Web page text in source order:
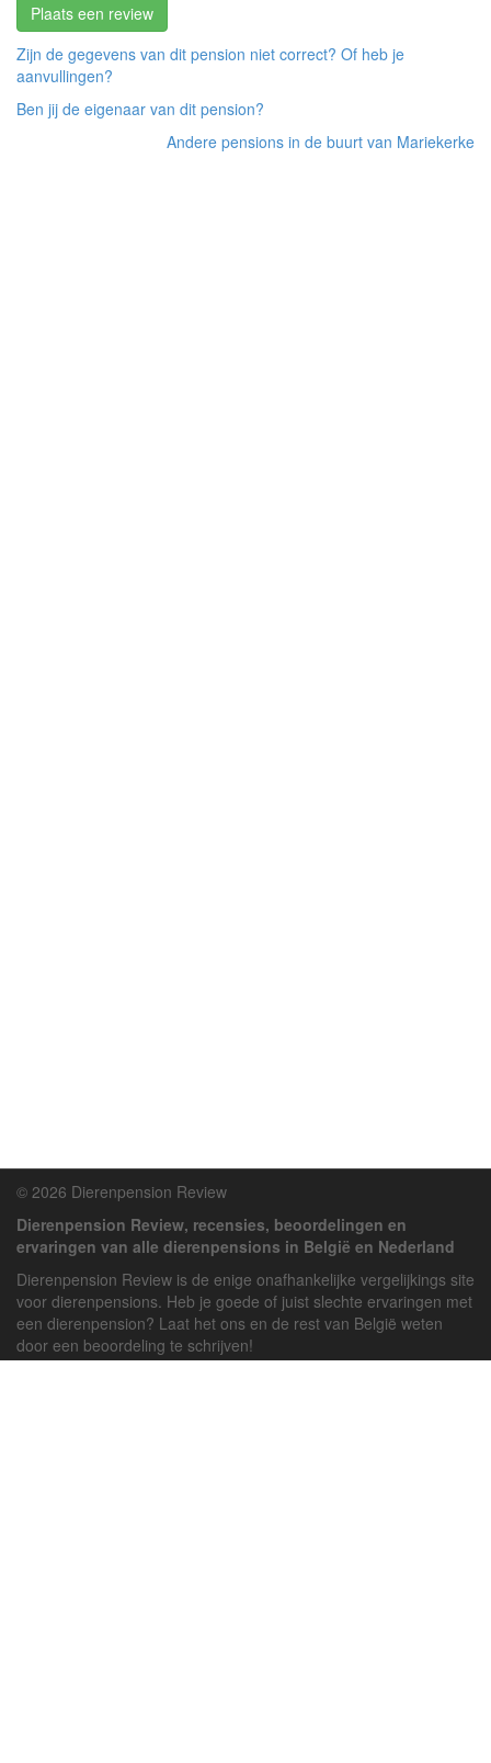
Plaats een review
Zijn de gegevens van dit pension niet correct? Of heb je
aanvullingen?
Ben jij de eigenaar van dit pension?
Andere pensions in de buurt van Mariekerke
© 2026 Dierenpension Review
Dierenpension Review, recensies, beoordelingen en
ervaringen van alle dierenpensions in België en Nederland
Dierenpension Review is de enige onafhankelijke vergelijkings site
voor dierenpensions. Heb je goede of juist slechte ervaringen met
een dierenpension? Laat het ons en de rest van België weten
door een beoordeling te schrijven!